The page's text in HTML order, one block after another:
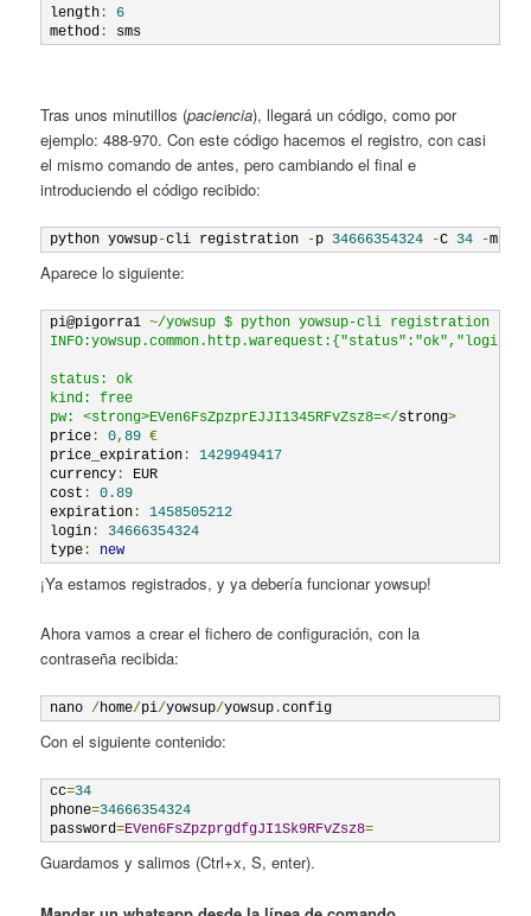
length :
6
method :
Tras unos minutillos (paciencia), llegará un código, como por
ejemplo: 488-970. Con este código hacemos el registro, con casi
el mismo comando de antes, pero cambiando el final e
introduciendo el código recibido:
python yowsup-cli registration -p 34666354324 -C 34 -m
Aparece lo siguiente:
pi@pigorra1 ~/yowsup $ python yowsup-cli registration -p
status: ok
kind: free
pw: <strong>EVen6FsZpzprEJJI1345RFvZsz8=</strong>
price : 0,89 €
price_expiration :
1429949417
currency :
EUR
cost :
0.89
expiration :
1458505212
login :
34666354324
type : new
¡Ya estamos registrados, y ya debería funcionar yowsup!
Ahora vamos a crear el fichero de configuración, con la
contraseña recibida:
nano /home/pi/yowsup/yowsup .
Con el siguiente contenido:
cc=34
phone=34666354324
password=EVen6FsZpzprgdfgJI1Sk9RFvZsz8=
Guardamos y salimos (Ctrl+x, S, enter).